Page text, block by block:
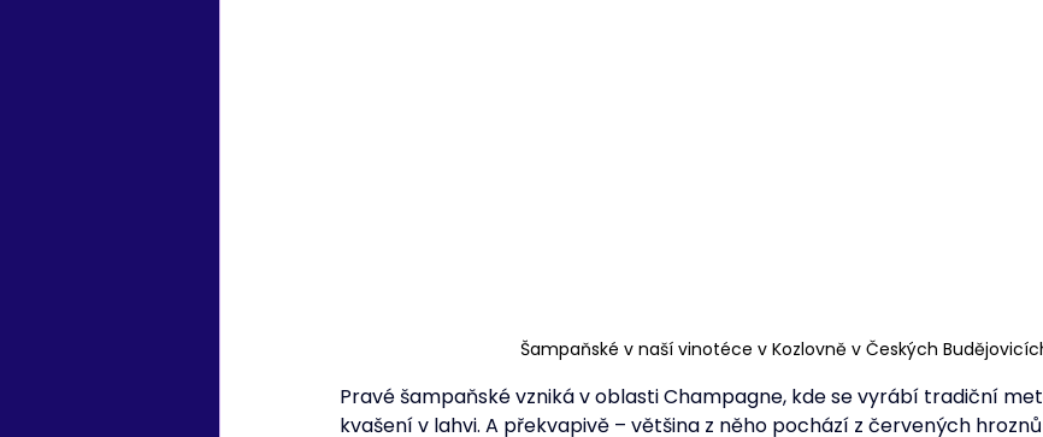
Šampaňské v naší vinotéce v Kozlovně v Českých
Pravé šampaňské vzniká v oblasti Champagne, kde se vyrábí tradiční
kvašení v lahvi. A překvapivě – většina z něho pochází z červených